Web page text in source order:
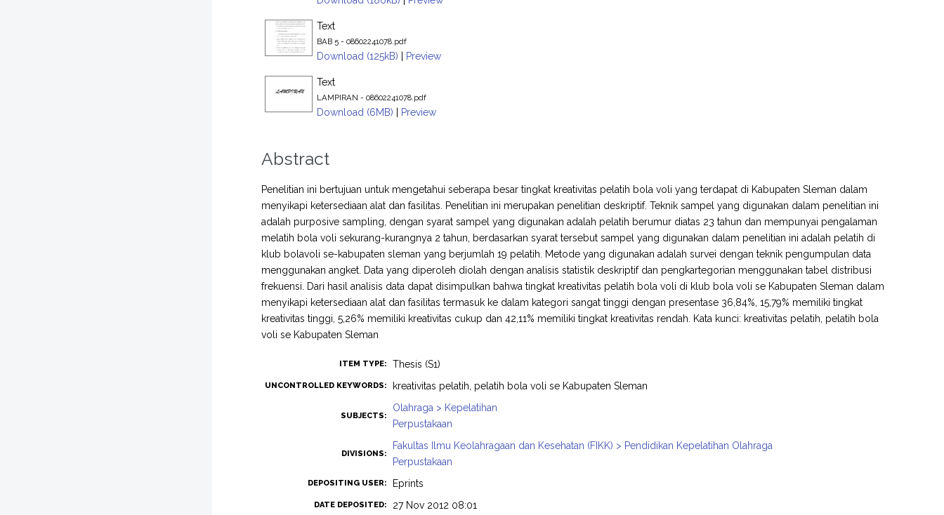
Text
BAB 5 - 08602241078.pdf
Download (125kB) | Preview
Text
LAMPIRAN - 08602241078.pdf
Download (6MB) | Preview
Abstract
Penelitian ini bertujuan untuk mengetahui seberapa besar tingkat kreativitas pelatih bola voli yang terdapat di Kabupaten Sleman dalam
menyikapi ketersediaan alat dan fasilitas. Penelitian ini merupakan penelitian deskriptif. Teknik sampel yang digunakan dalam penelitian ini
adalah purposive sampling, dengan syarat sampel yang digunakan adalah pelatih berumur diatas 23 tahun dan mempunyai pengalaman
melatih bola voli sekurang-kurangnya 2 tahun, berdasarkan syarat tersebut sampel yang digunakan dalam penelitian ini adalah pelatih di
klub bolavoli se-kabupaten sleman yang berjumlah 19 pelatih. Metode yang digunakan adalah survei dengan teknik pengumpulan data
menggunakan angket. Data yang diperoleh diolah dengan analisis statistik deskriptif dan pengkartegorian menggunakan tabel distribusi
frekuensi. Dari hasil analisis data dapat disimpulkan bahwa tingkat kreativitas pelatih bola voli di klub bola voli se Kabupaten Sleman dalam
menyikapi ketersediaan alat dan fasilitas termasuk ke dalam kategori sangat tinggi dengan presentase 36,84%, 15,79% memiliki tingkat
kreativitas tinggi, 5,26% memiliki kreativitas cukup dan 42,11% memiliki tingkat kreativitas rendah. Kata kunci: kreativitas pelatih, pelatih bola
voli se Kabupaten Sleman
ITEM TYPE: Thesis (S1)
UNCONTROLLED KEYWORDS: kreativitas pelatih, pelatih bola voli se Kabupaten Sleman
SUBJECTS:
Olahraga > Kepelatihan
Perpustakaan
DIVISIONS:
Fakultas Ilmu Keolahragaan dan Kesehatan (FIKK) > Pendidikan Kepelatihan Olahraga
Perpustakaan
DEPOSITING USER: Eprints
DATE DEPOSITED: 27 Nov 2012 08:01